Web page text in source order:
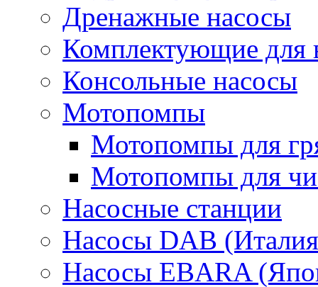
Дренажные насосы
Комплектующие для
Консольные насосы
Мотопомпы
Мотопомпы для
Мотопомпы для
Насосные станции
Насосы DAB
Насосы EBARA